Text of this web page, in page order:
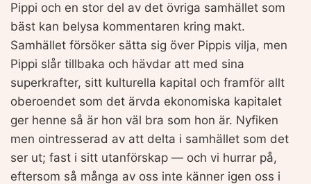
Pippi och en stor del av det övriga samhället som
bäst kan belysa kommentaren kring makt.
Samhället försöker sätta sig över Pippis vilja, men
Pippi slår tillbaka och hävdar att med sina
superkrafter, sitt kulturella kapital och framför allt
oberoendet som det ärvda ekonomiska kapitalet
ger henne så är hon väl bra som hon är. Nyfiken
men ointresserad av att delta i samhället som det
ser ut; fast i sitt utanförskap — och vi hurrar på,
eftersom så många av oss inte känner igen oss i